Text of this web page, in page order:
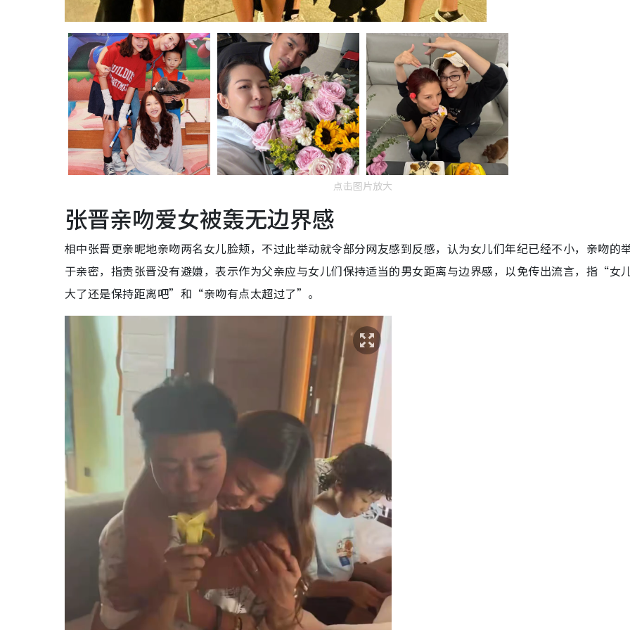
点击图片放大
张晋亲吻爱女被轰无边界感
相中张晋更亲昵地亲吻两名女儿脸颊，不过此举动就令部分网友感到反感，认为女儿们年纪已经不小，亲吻的
于亲密，指责张晋没有避嫌，表示作为父亲应与女儿们保持适当的男女距离与边界感，以免传出流言，指“女
大了还是保持距离吧”和“亲吻有点太超过了”。